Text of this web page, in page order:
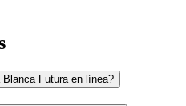
Futura en línea?